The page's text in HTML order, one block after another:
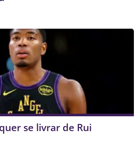
se livrar de Rui